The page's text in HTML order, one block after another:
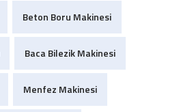
Beton Boru Makinesi
Baca Bilezik Makinesi
Menfez Makinesi